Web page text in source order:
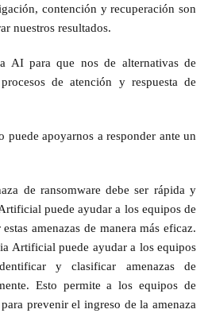
contención y recuperación son
nuestros resultados.
AI para que nos de alternativas de
de atención y respuesta de
puede apoyarnos a responder ante un
de ransomware debe ser rápida y
puede ayudar a los equipos de
amenazas de manera más eficaz.
Artificial puede ayudar a los equipos
y clasificar amenazas de
Esto permite a los equipos de
prevenir el ingreso de la amenaza